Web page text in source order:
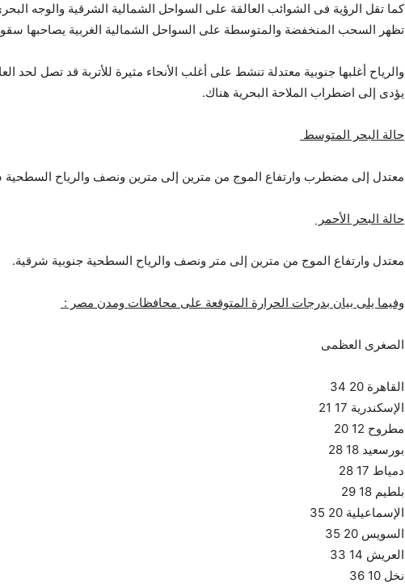
كما تقل الرؤية فى الشوائب العالقة على السواحل الشمالية الشرقية والوجه
تظهر السحب المنخفضة والمتوسطة على السواحل الشمالية الغربية يصاحبها
والرياح أغلبها جنوبية معتدلة تنشط على أغلب الأنحاء مثيرة للأتربة قد تصل لحد
يؤدى إلى اضطراب الملاحة البحرية هناك.
حالة البحر المتوسط
معتدل إلى مضطرب وارتفاع الموج من مترين إلى مترين ونصف والرياح السطحية
حالة البحر الأحمر
معتدل وارتفاع الموج من مترين إلى متر ونصف والرياح السطحية جنوبية شرقية.
وفيما يلى بيان بدرجات الحرارة المتوقعة على محافظات ومدن مصر :
الصغرى العظمى
القاهرة 20 34
الإسكندرية 17 21
مطروح 12 20
بورسعيد 18 28
دمياط 17 28
بلطيم 18 29
الإسماعيلية 20 35
السويس 20 35
العريش 14 33
نخل 10 36